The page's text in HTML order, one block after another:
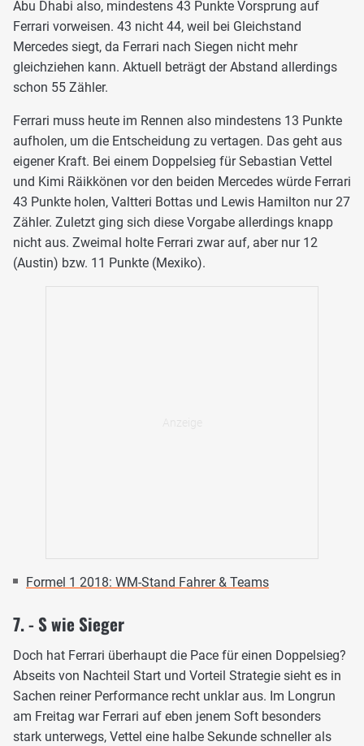
Abu Dhabi also, mindestens 43 Punkte Vorsprung auf
Ferrari vorweisen. 43 nicht 44, weil bei Gleichstand
Mercedes siegt, da Ferrari nach Siegen nicht mehr
gleichziehen kann. Aktuell beträgt der Abstand allerdings
schon 55 Zähler.
Ferrari muss heute im Rennen also mindestens 13 Punkte
aufholen, um die Entscheidung zu vertagen. Das geht aus
eigener Kraft. Bei einem Doppelsieg für Sebastian Vettel
und Kimi Räikkönen vor den beiden Mercedes würde Ferrari
43 Punkte holen, Valtteri Bottas und Lewis Hamilton nur 27
Zähler. Zuletzt ging sich diese Vorgabe allerdings knapp
nicht aus. Zweimal holte Ferrari zwar auf, aber nur 12
(Austin) bzw. 11 Punkte (Mexiko).
Formel 1 2018: WM-Stand Fahrer & Teams
7. - S wie Sieger
Doch hat Ferrari überhaupt die Pace für einen Doppelsieg?
Abseits von Nachteil Start und Vorteil Strategie sieht es in
Sachen reiner Performance recht unklar aus. Im Longrun
am Freitag war Ferrari auf eben jenem Soft besonders
stark unterwegs, Vettel eine halbe Sekunde schneller als